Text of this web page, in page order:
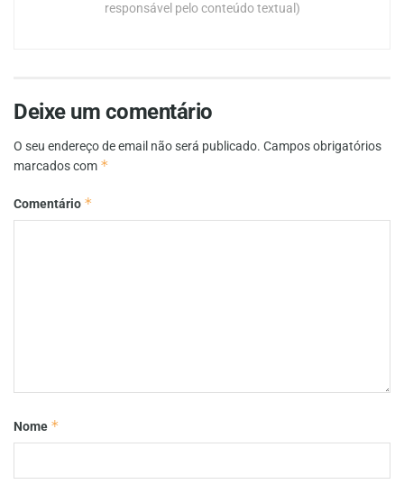
responsável pelo conteúdo textual)
Deixe um comentário
O seu endereço de email não será publicado. Campos obrigatórios
marcados com *
Comentário *
Nome *